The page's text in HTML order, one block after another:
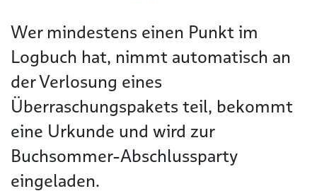
Wer mindestens einen Punkt im
Logbuch hat, nimmt automatisch an
der Verlosung eines
Überraschungspakets teil, bekommt
eine Urkunde und wird zur
Buchsommer-Abschlussparty
eingeladen.